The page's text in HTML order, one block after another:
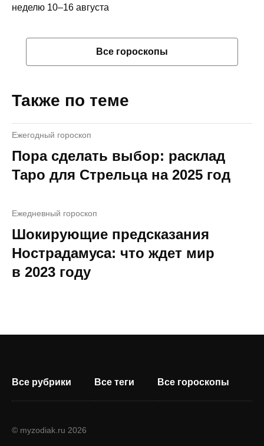
неделю 10–16 августа
Все гороскопы
Также по теме
Ежегодный гороскоп
Пора сделать выбор: расклад
Таро для Стрельца на 2025 год
Ежедневный гороскоп
Шокирующие предсказания
Нострадамуса: что ждет мир
в 2023 году
Все рубрики Все теги Все гороскопы
© myzodiak.ru 2026